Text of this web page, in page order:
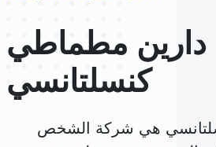
دارين مطماطي
كنسلتانسي
هي شركة الشخص